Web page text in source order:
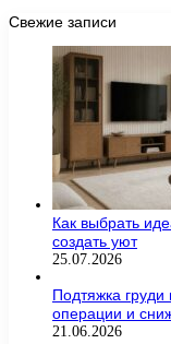
Свежие записи
Как выбрать
создать уют
25.07.2026
Подтяжка груди
операции и
21.06.2026